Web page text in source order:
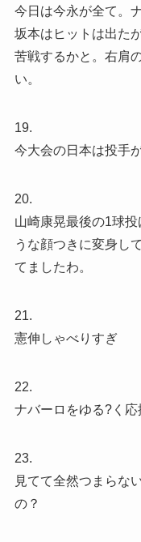
今日は今永が全て。
坂本はヒットは出た
苦戦するかと。右肩
い。
19.
今大会の日本は投手
20.
山崎康晃最後の1球
うな顔つきに変身し
てましたわ。
21.
憲伸しゃべりすぎ
22.
ナバーロをゆる?く応
23.
見てて全然つまらな
の？